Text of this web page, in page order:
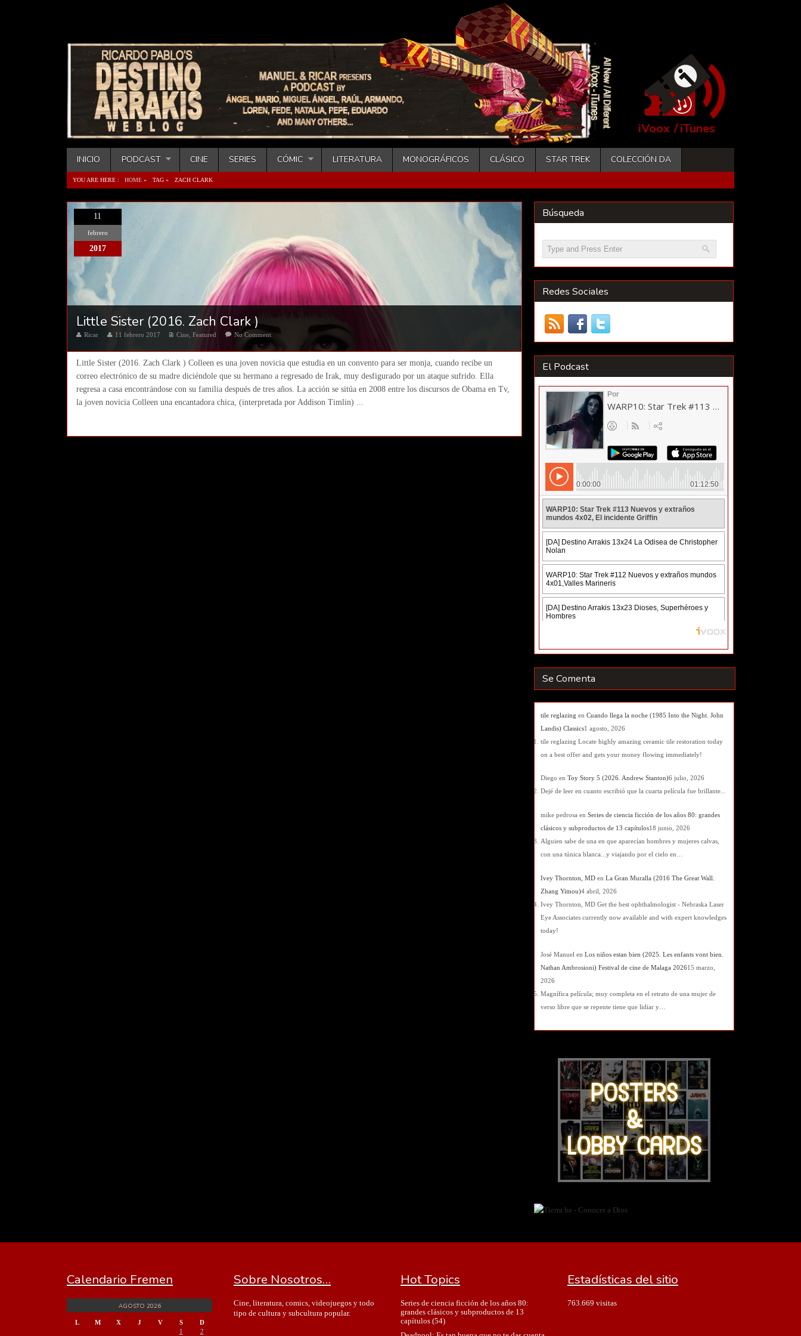
iVoox /iTunes
INICIO PODCAST CINE SERIES CÓMIC LITERATURA MONOGRÁFICOS CLÁSICO STAR TREK COLECCIÓN DA
YOU ARE HERE : HOME » TAG » ZACH CLARK
11
febrero
2017
Little Sister (2016. Zach Clark )
Ricar 11 febrero 2017 Cine,Featured No Comment
Little Sister (2016. Zach Clark ) Colleen es una joven novicia que estudia en un convento para ser monja, cuando recibe un
correo electrónico de su madre diciéndole que su hermano a regresado de Irak, muy desfigurado por un ataque sufrido. Ella
regresa a casa encontrándose con su familia después de tres años. La acción se sitúa en 2008 entre los discursos de Obama en Tv,
la joven novicia Colleen una encantadora chica, (interpretada por Addison Timlin) ...
Búsqueda
Redes Sociales
El Podcast
Se Comenta
tile reglazing en Cuando llega la noche (1985 Into the Night. John
Landis) Classics1 agosto, 2026
tile reglazing Locate highly amazing ceramic tile restoration today
on a best offer and gets your money flowing immediately!
Diego en Toy Story 5 (2026. Andrew Stanton)6 julio, 2026
Dejé de leer en cuanto escribió que la cuarta película fue brillante...
mike pedrosa en Series de ciencia ficción de los años 80: grandes
clásicos y subproductos de 13 capítulos18 junio, 2026
Alguien sabe de una en que aparecían hombres y mujeres calvas,
con una túnica blanca...y viajando por el cielo en…
Ivey Thornton, MD en La Gran Muralla (2016 The Great Wall.
Zhang Yimou)4 abril, 2026
Ivey Thornton, MD Get the best ophthalmologist - Nebraska Laser
Eye Associates currently now available and with expert knowledges
today!
José Manuel en Los niños estan bien (2025. Les enfants vont bien.
Nathan Ambrosioni) Festival de cine de Malaga 202615 marzo,
2026
Magnífica película; muy completa en el retrato de una mujer de
verso libre que se repente tiene que lidiar y…
Calendario Fremen
AGOSTO 2026
L M X J V S
D
1
2
Sobre Nosotros…
Cine, literatura, comics, videojuegos y todo
tipo de cultura y subcultura popular.
Hot Topics
Series de ciencia ficción de los años 80:
grandes clásicos y subproductos de 13
capítulos(54)
Estadísticas del sitio
763.669 visitas